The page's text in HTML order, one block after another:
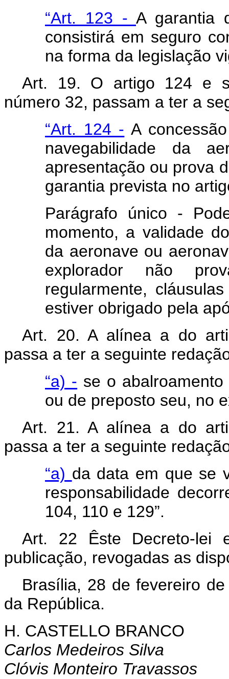
“Art. 123 - A garantia
consistirá em seguro
na forma da legislação
Art. 19. O artigo 124 e
número 32, passam a ter a
“Art. 124 - A
navegabilidade da
apresentação ou prova
garantia prevista no
Parágrafo único -
momento, a validade
da aeronave ou
explorador não
regularmente,
estiver obrigado pela
Art. 20. A alínea a do
passa a ter a seguinte
“a) - se o
ou de preposto seu, no
Art. 21. A alínea a do
passa a ter a seguinte
“a) da data em que se
responsabilidade
104, 110 e 129”.
Art. 22 Êste Decreto-lei
publicação, revogadas as
Brasília, 28 de fevereiro
da República.
H. CASTELLO BRANCO
Carlos Medeiros Silva
Clóvis Monteiro Travassos